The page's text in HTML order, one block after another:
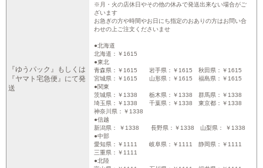
『ゆうパック』もしくは
『ヤマト宅急便』にて発
送
※月・火の店休日やその他の休みで発送出来ない場合がご
ざいます
お急ぎの方や時間やお日にち指定のおありの方はお問い合
わせの上ご注文くださいませ
●北海道
北海道：￥1615
●東北
青森県：￥1615 岩手県：￥1615 秋田県：￥1615
宮城県：￥1615 山形県：￥1615 福島県：￥1615
●関東
茨城県：￥1338 栃木県：￥1338 群馬県：￥1338
埼玉県：￥1338 千葉県：￥1338 東京都：￥1338
神奈川県：￥1338
●信越
新潟県： ￥1338 長野県：￥1338 山梨県： ￥1338
●中部
愛知県：￥1111 岐阜県：￥1111 静岡県：￥1111
三重県：￥1111
●北陸